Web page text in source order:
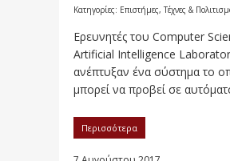
Κατηγορίες: Επιστήμες, Τέχνες &
Ερευνητές του Computer
Artificial Intelligence
ανέπτυξαν ένα σύστημα το
μπορεί να προβεί σε
Περισσότερα